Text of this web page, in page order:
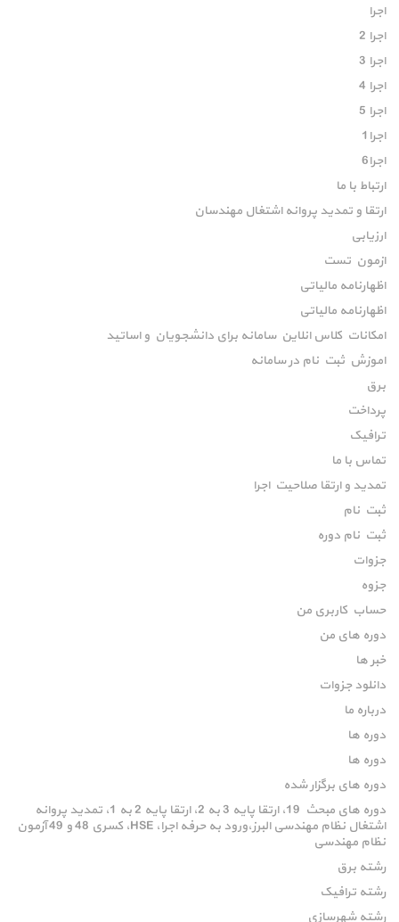
اجرا
اجرا 2
اجرا 3
اجرا 4
اجرا 5
اجرا1
اجرا6
ارتباط با ما
ارتقا و تمدید پروانه اشتغال مهندسان
ارزیابی
ازمون تست
اظهارنامه مالیاتی
اظهارنامه مالیاتی
امکانات کلاس انلاین سامانه برای دانشجویان و اساتید
اموزش ثبت نام در سامانه
برق
پرداخت
ترافیک
تماس با ما
تمدید و ارتقا صلاحیت اجرا
ثبت نام
ثبت نام دوره
جزوات
جزوه
حساب کاربری من
دوره های من
خبر ها
دانلود جزوات
درباره ما
دوره ها
دوره ها
دوره های برگزار شده
دوره های مبحث 19، ارتقا پایه 3 به 2، ارتقا پایه 2 به 1، تمدید پروانه
اشتغال نظام مهندسی البرز،ورود به حرفه اجرا، HSE، کسری 48 و 49 آزمون
نظام مهندسی
رشته برق
رشته ترافیک
رشته شهرسازی